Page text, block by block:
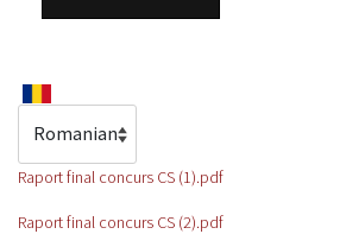
Raport final concurs CS (1).pdf
Raport final concurs CS (2).pdf